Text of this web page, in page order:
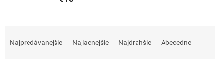
Najpredávanejšie Najlacnejšie Najdrahšie Abecedne